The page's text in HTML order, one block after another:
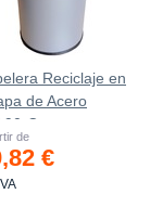
Reciclaje en
de Acero
C
de
€